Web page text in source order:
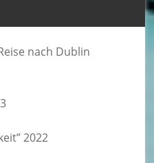
nach Dublin
2022